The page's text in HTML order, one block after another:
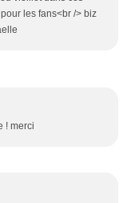
les fans<br /> biz
! merci